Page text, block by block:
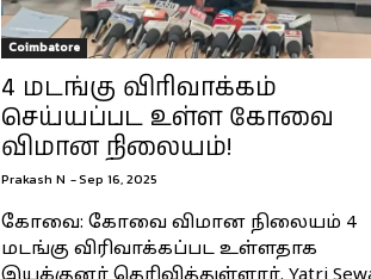
Coimbatore
4 மடங்கு விரிவாக்கம்
செய்யப்பட உள்ள கோவை
விமான நிலையம்!
Prakash N -Sep 16, 2025
கோவை: கோவை விமான நிலையம் 4
மடங்கு விரிவாக்கப்பட உள்ளதாக